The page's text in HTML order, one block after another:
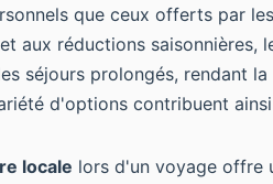
que ceux offerts par
et aux réductions saisonnières,
séjours prolongés, rendant
d'options contribuent
locale lors d'un voyage offre